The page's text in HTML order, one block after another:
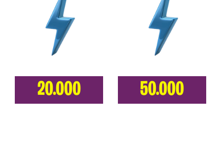
20.000 50.000